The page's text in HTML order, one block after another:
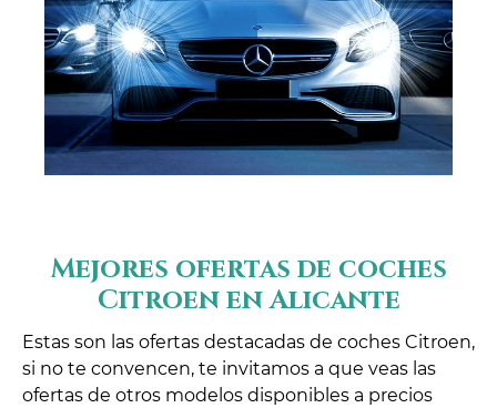
Mejores ofertas de coches
Citroen en Alicante
Estas son las ofertas destacadas de coches Citroen,
si no te convencen, te invitamos a que veas las
ofertas de otros modelos disponibles a precios